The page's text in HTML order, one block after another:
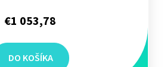
€1 053,78
DO KOŠÍKA